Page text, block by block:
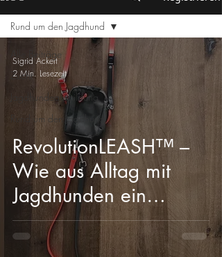
Alle Beiträge
Zucht
Jagdhundeausbildung
Rund um den Jagdhund
Rund um den Jagdhund
RevolutionLEASH™ –
Wie aus Alltag mit
Jagdhunden ein
revolutionäres
Leinensystem entstand
Sigrid Ackert
2 Min. Lesezeit